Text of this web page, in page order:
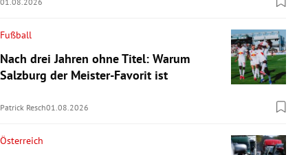
Fußball
Nach drei Jahren ohne Titel: Warum
Salzburg der Meister-Favorit ist
Patrick Resch01.08.2026
Österreich